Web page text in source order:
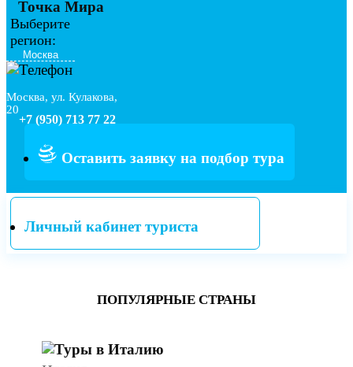
Выберите
регион:
Москва, ул. Кулакова,
20
+7 (950) 713 77 22
Оставить заявку на подбор тура
Личный кабинет туриста
ПОПУЛЯРНЫЕ СТРАНЫ